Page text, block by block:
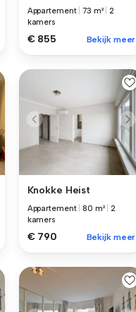
Appartement |73 m² |2
kamers
€ 855 Bekijk meer
Knokke Heist
Appartement |80 m² |2
kamers
€ 790 Bekijk meer